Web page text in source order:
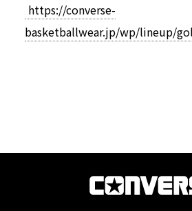
https://converse-
basketballwear.jp/wp/lineup/